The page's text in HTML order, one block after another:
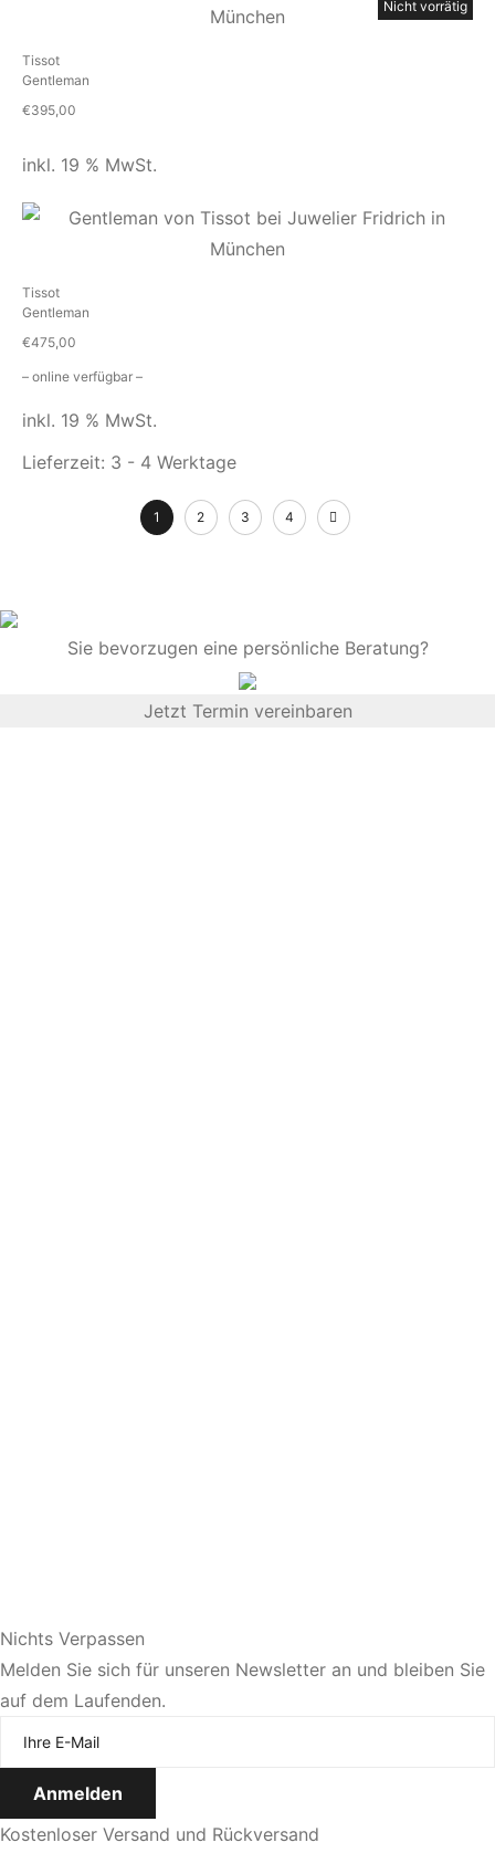
Nicht vorrätig
Tissot
Gentleman
€395,00
inkl. 19 % MwSt.
Tissot
Gentleman
€475,00
– online verfügbar –
inkl. 19 % MwSt.
Lieferzeit: 3 - 4 Werktage
1 2 3 4
Sie bevorzugen eine persönliche Beratung?
Jetzt Termin vereinbaren
Sie bevorzugen eine persönliche Beratung?
Jetzt Termin vereinbaren
Nichts Verpassen
Melden Sie sich für unseren Newsletter an und bleiben Sie
auf dem Laufenden.
Kostenloser Versand und Rückversand